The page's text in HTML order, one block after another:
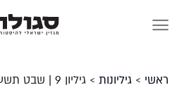
ראשי >גיליונות >גיליון 9 | שבט תשע"א